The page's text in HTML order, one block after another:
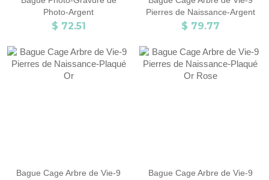
Photo-Argent
$ 72.51
Pierres de Naissance-Argent
$ 79.77
Bague Cage Arbre de Vie-9
Bague Cage Arbre de Vie-9